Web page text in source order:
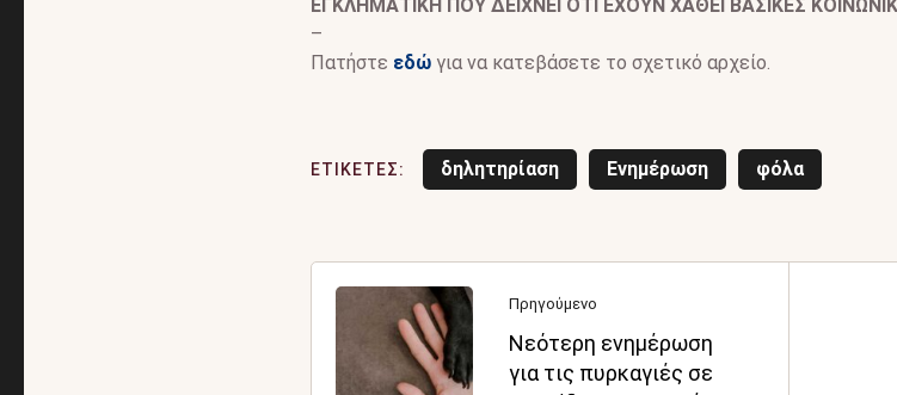
ΕΓΚΛΗΜΑΤΙΚΗ ΠΟΥ ΔΕΙΧΝΕΙ ΟΤΙ ΕΧΟΥΝ ΧΑΘΕΙ ΒΑΣΙΚΕΣ
–
Πατήστε εδώ για να κατεβάσετε το σχετικό αρχείο.
ΕΤΙΚΕΤΕΣ: δηλητηρίαση Ενημέρωση φόλα
Πρηγούμενο
Νεότερη ενημέρωση
για τις πυρκαγιές σε